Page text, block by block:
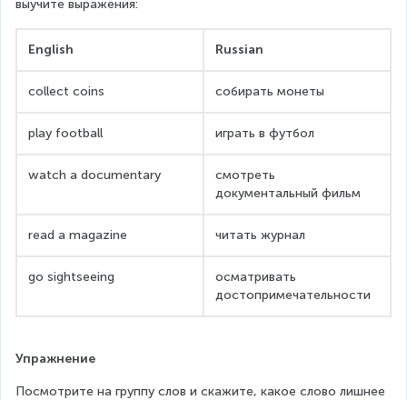
выучите выражения:
English Russian
collect coins собирать монеты
play football играть в футбол
watch a documentary
смотреть
документальный фильм
read a magazine читать журнал
go sightseeing
осматривать
достопримечательности
Упражнение
Посмотрите на группу слов и скажите, какое слово лишнее